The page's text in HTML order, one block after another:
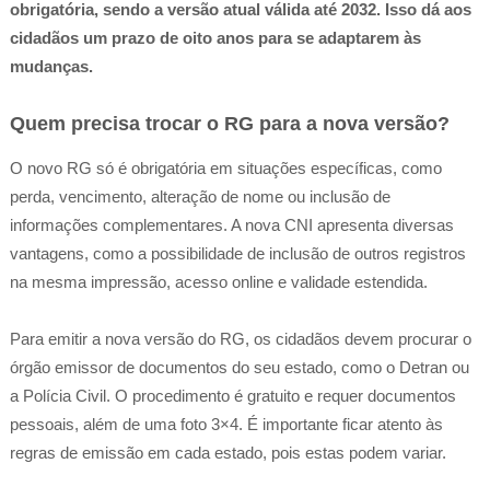
obrigatória, sendo a versão atual válida até 2032. Isso dá aos
cidadãos um prazo de oito anos para se adaptarem às
mudanças.
Quem precisa trocar o RG para a nova versão?
O novo RG só é obrigatória em situações específicas, como
perda, vencimento, alteração de nome ou inclusão de
informações complementares. A nova CNI apresenta diversas
vantagens, como a possibilidade de inclusão de outros registros
na mesma impressão, acesso online e validade estendida.
Para emitir a nova versão do RG, os cidadãos devem procurar o
órgão emissor de documentos do seu estado, como o Detran ou
a Polícia Civil. O procedimento é gratuito e requer documentos
pessoais, além de uma foto 3×4. É importante ficar atento às
regras de emissão em cada estado, pois estas podem variar.